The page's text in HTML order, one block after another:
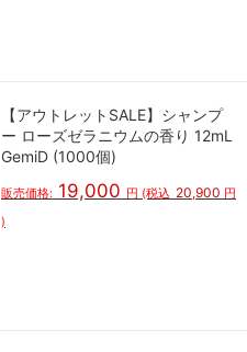
【アウトレットSALE】シャンプ
ー ローズゼラニウムの香り 12mL
GemiD (1000個)
販売価格: 19,000 円 (税込 20,900 円
)